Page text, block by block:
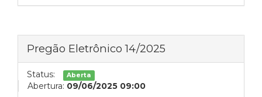
Pregão Eletrônico 14/2025
Status: Aberta
Abertura: 09/06/2025 09:00